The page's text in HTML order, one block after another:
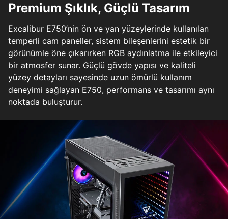
Premium Şıklık, Güçlü Tasarım
Excalibur E750’nin ön ve yan yüzeylerinde kullanılan
temperli cam paneller, sistem bileşenlerini estetik bir
görünümle öne çıkarırken RGB aydınlatma ile etkileyici
bir atmosfer sunar. Güçlü gövde yapısı ve kaliteli
yüzey detayları sayesinde uzun ömürlü kullanım
deneyimi sağlayan E750, performans ve tasarımı aynı
noktada buluşturur.